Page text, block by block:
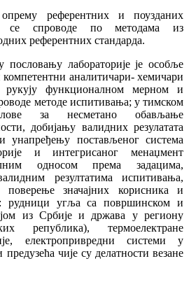
опрему референтних и поузданих
се спроводе по методама из
референтних стандарда.
пословању лабораторије је особље
компетентни аналитичари- хемичари
рукују функционалном мерном и
методе испитивања; у тимском
за несметано обављање
добијању валидних резулатата
постављеног система
и интегрисаног менаџмент
односом према задацима,
резултатима испитивања,
поверење значајних корисника и
рудници угља са површинском и
из Србије и држава у региону
република), термоелектране
електропривредни системи у
чије су делатности везане